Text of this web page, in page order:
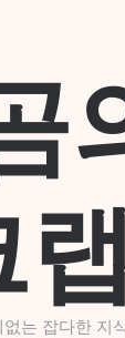
는 잡다한 지